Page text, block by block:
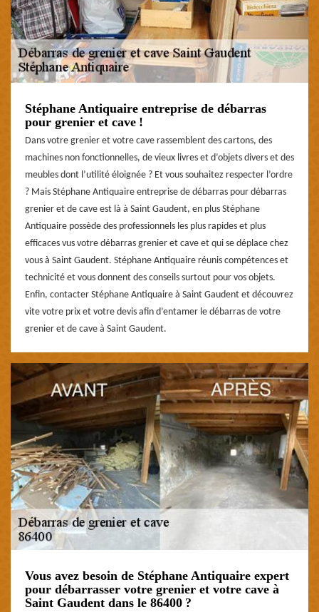
Stéphane Antiquaire entreprise de débarras
pour grenier et cave !
Dans votre grenier et votre cave rassemblent des cartons, des
machines non fonctionnelles, de vieux livres et d’objets divers et des
meubles dont l’utilité éloignée ? Et vous souhaitez respecter l’ordre
? Mais Stéphane Antiquaire entreprise de débarras pour débarras
grenier et de cave est là à Saint Gaudent, en plus Stéphane
Antiquaire possède des professionnels les plus rapides et plus
efficaces vus votre débarras grenier et cave et qui se déplace chez
vous à Saint Gaudent. Stéphane Antiquaire réunis compétences et
technicité et vous donnent des conseils surtout pour vos objets.
Enfin, contacter Stéphane Antiquaire à Saint Gaudent et découvrez
vite votre prix et votre devis afin d’entamer le débarras de votre
grenier et de cave à Saint Gaudent.
Vous avez besoin de Stéphane Antiquaire expert
pour débarrasser votre grenier et votre cave à
Saint Gaudent dans le 86400 ?